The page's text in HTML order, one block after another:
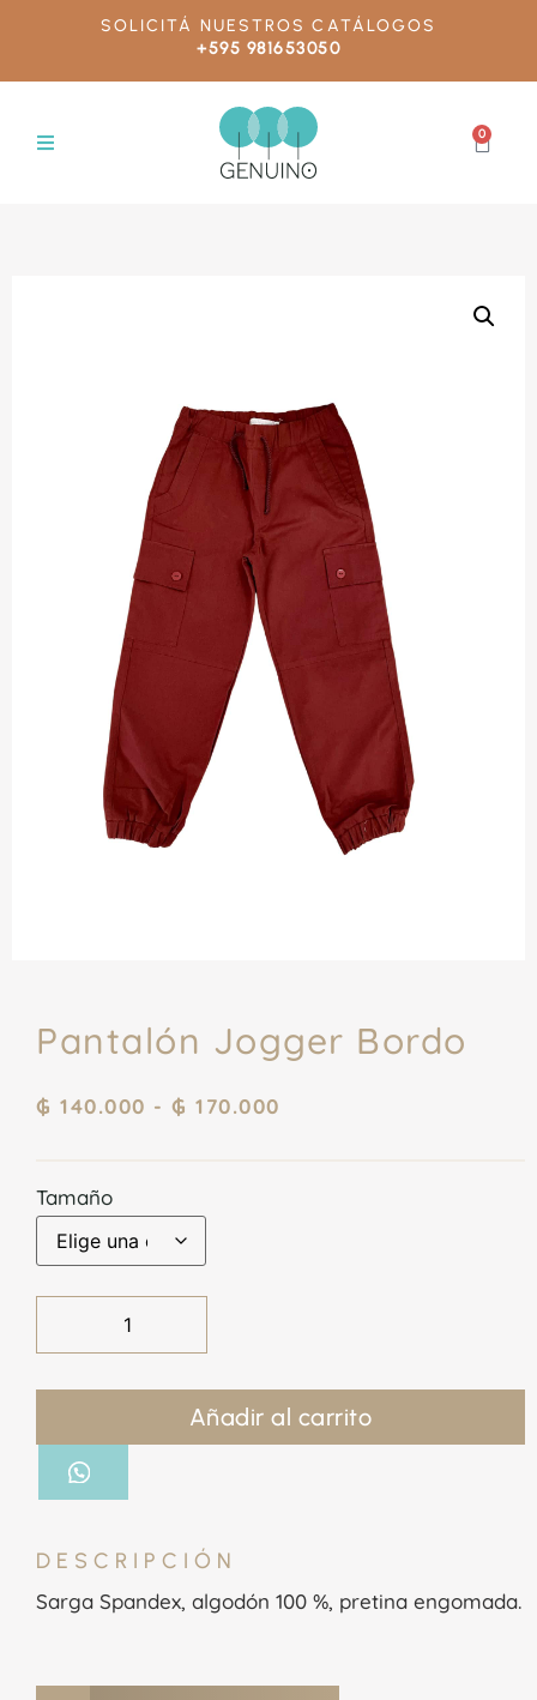
SOLICITÁ NUESTROS CATÁLOGOS
+595 981653050
0
Pantalón Jogger Bordo
₲ 140.000 - ₲ 170.000
Tamaño
Añadir al carrito
DESCRIPCIÓN
Sarga Spandex, algodón 100 %, pretina engomada.